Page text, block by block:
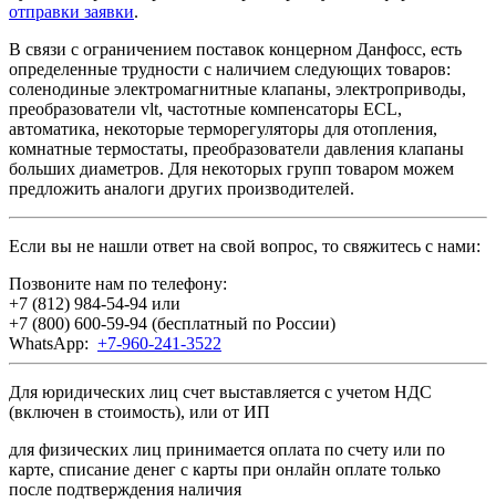
отправки заявки.
В связи с ограничением поставок концерном Данфосс, есть
определенные трудности с наличием следующих товаров:
соленодиные электромагнитные клапаны, электроприводы,
преобразователи vlt, частотные компенсаторы ECL,
автоматика, некоторые терморегуляторы для отопления,
комнатные термостаты, преобразователи давления клапаны
больших диаметров. Для некоторых групп товаром можем
предложить аналоги других производителей.
Если вы не нашли ответ на свой вопрос, то свяжитесь с нами:
Позвоните нам по телефону:
+7 (812) 984-54-94 или
+7 (800) 600-59-94 (бесплатный по России)
WhatsApp: +7-960-241-3522
Для юридических лиц счет выставляется с учетом НДС
(включен в стоимость), или от ИП
для физических лиц принимается оплата по счету или по
карте, списание денег с карты при онлайн оплате только
после подтверждения наличия